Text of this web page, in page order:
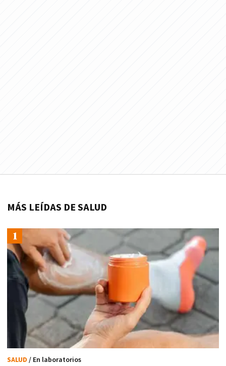
MÁS LEÍDAS DE SALUD
SALUD / En laboratorios